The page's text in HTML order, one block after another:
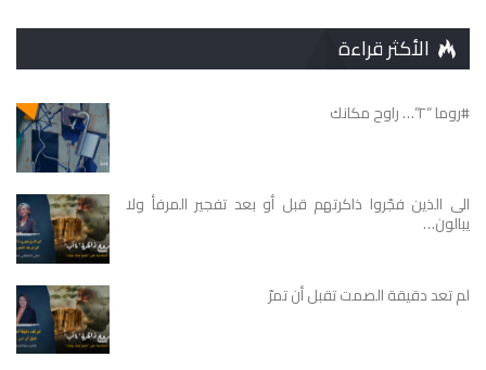
الأكثر قراءة
#روما “٢”… راوح مكانك
الى الذين فجّروا ذاكرتهم قبل أو بعد تفجير المرفأ ولا
يبالون…
لم تعد دقيقة الصمت تقبل أن تمرّ